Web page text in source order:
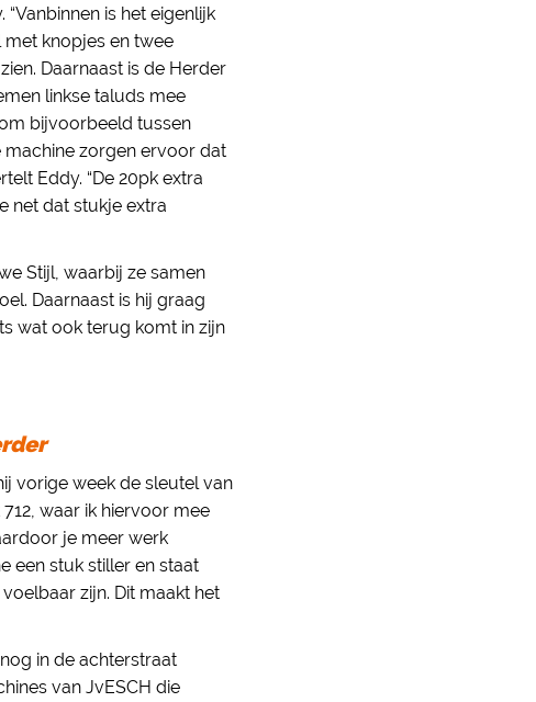
is het eigenlijk
met knopjes en twee
Daarnaast is de Herder
linkse taluds mee
bijvoorbeeld tussen
machine zorgen ervoor dat
Eddy. “De 20pk extra
net dat stukje extra
Stijl, waarbij ze samen
Daarnaast is hij graag
wat ook terug komt in zijn
vorige week de sleutel van
waar ik hiervoor mee
je meer werk
een stuk stiller en staat
zijn. Dit maakt het
in de achterstraat
van JvESCH die